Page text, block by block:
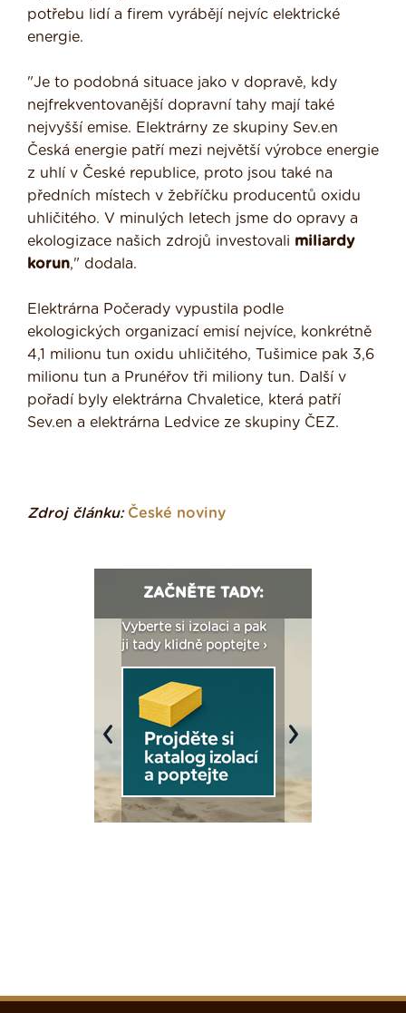
potřebu lidí a firem vyrábějí nejvíc elektrické
energie.
"Je to podobná situace jako v dopravě, kdy
nejfrekventovanější dopravní tahy mají také
nejvyšší emise. Elektrárny ze skupiny Sev.en
Česká energie patří mezi největší výrobce energie
z uhlí v České republice, proto jsou také na
předních místech v žebříčku producentů oxidu
uhličitého. V minulých letech jsme do opravy a
ekologizace našich zdrojů investovali miliardy
korun," dodala.
Elektrárna Počerady vypustila podle
ekologických organizací emisí nejvíce, konkrétně
4,1 milionu tun oxidu uhličitého, Tušimice pak 3,6
milionu tun a Prunéřov tři miliony tun. Další v
pořadí byly elektrárna Chvaletice, která patří
Sev.en a elektrárna Ledvice ze skupiny ČEZ.
Zdroj článku: České noviny
ZAČNĚTE TADY:
Vyberte si izolaci a pak
ji tady klidně poptejte ›
Previous Next